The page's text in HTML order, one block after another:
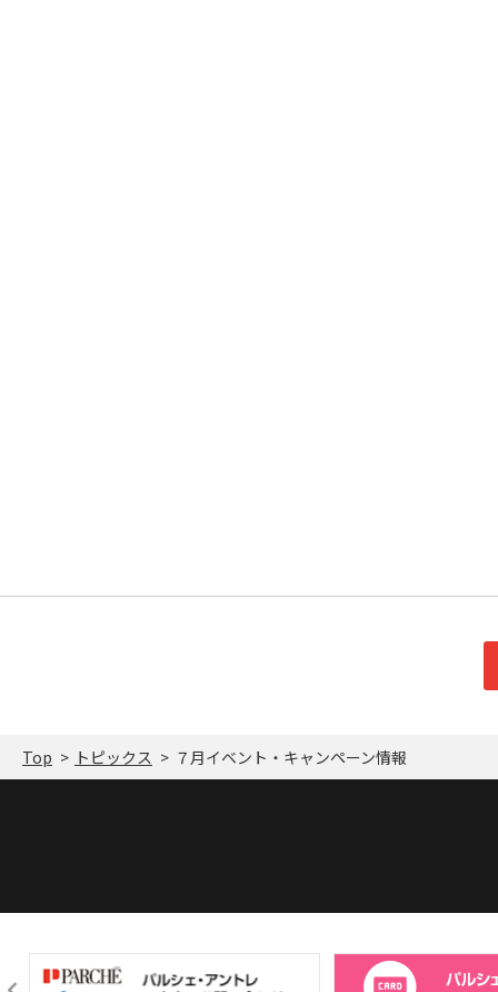
Top トピックス ７月イベント・キャンペーン情報